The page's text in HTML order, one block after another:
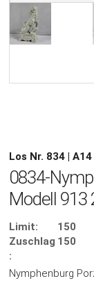
Los Nr. 834 | A14
0834-
Modell 913
Limit:
150
Zuschlag
:
150
Nymphenburg